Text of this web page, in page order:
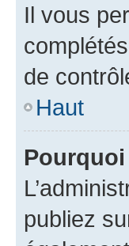
Il vous
de
Haut
publiez